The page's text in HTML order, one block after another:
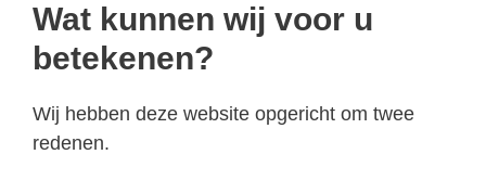
Wat kunnen wij voor u
betekenen?
Wij hebben deze website opgericht om twee
redenen.